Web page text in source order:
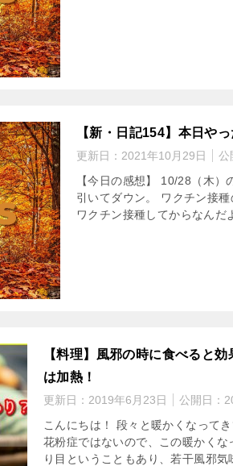
【新・日記154】本日や
更新日： 2021年10月29日 公
【今日の感想】 10/28（木
引いてダウン。 ワクチン接
ワクチン接種してからなん
【料理】風邪の時に食べると
は加熱！
更新日： 2019年6月23日 公開日：
こんにちは！ 段々と暖かくなって
花粉症ではないので、この暖かく
り目ということもあり、若干風邪